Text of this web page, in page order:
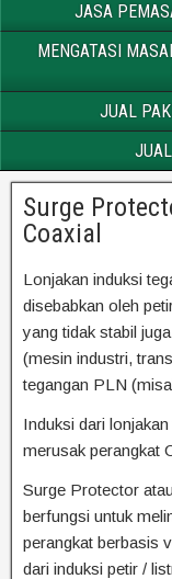
JASA
MENGATASI
JUAL
Surge
Coaxial
Lonjakan induksi
disebabkan oleh
yang tidak stabil
(mesin industri,
tegangan PLN
Induksi dari
merusak perangkat
Surge Protector
berfungsi untuk
perangkat berbasis
dari induksi petir /